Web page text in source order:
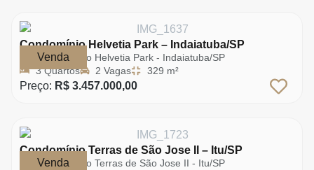
Venda
Condomínio Helvetia Park – Indaiatuba/SP
Condomínio Helvetia Park - Indaiatuba/SP
3 Quartos
2 Vagas 329 m²
Preço: R$ 3.457.000,00
Venda
Condomínio Terras de São Jose II – Itu/SP
Condomínio Terras de São Jose II - Itu/SP